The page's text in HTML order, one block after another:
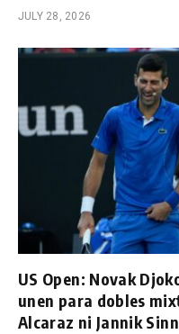
JULY 28, 2026
US Open: Novak
unen para dobles
Alcaraz ni Jannik